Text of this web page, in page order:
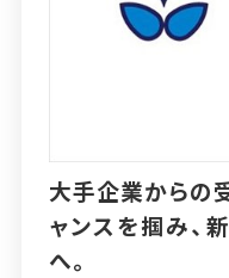
大手企業からの
ャンスを掴み、
へ。